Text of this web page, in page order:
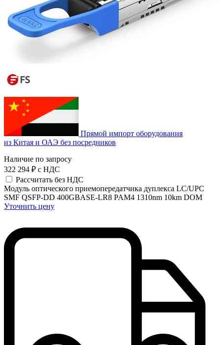
Прямой импорт оборудования
из Китая и ОАЭ без посредников
Наличие по запросу
322 294 ₽ с НДС
Рассчитать без НДС
Модуль оптического приемопередатчика дуплекса LC/UPC
SMF QSFP-DD 400GBASE-LR8 PAM4 1310nm 10km DOM
Уточнить цену